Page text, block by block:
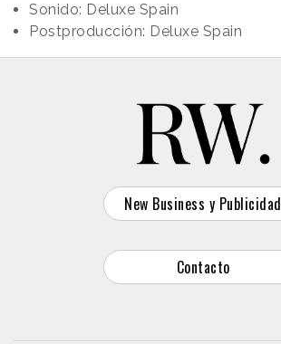
Sonido: Deluxe Spain
Postproducción: Deluxe Spain
New Business y Publicidad
Contacto